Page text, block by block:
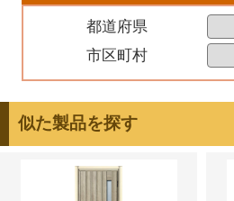
都道府県
市区町村
似た製品を探す